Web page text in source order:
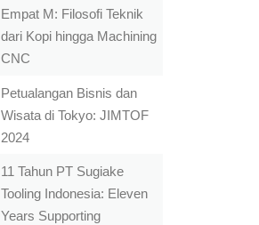
Empat M: Filosofi Teknik
dari Kopi hingga Machining
CNC
Petualangan Bisnis dan
Wisata di Tokyo: JIMTOF
2024
11 Tahun PT Sugiake
Tooling Indonesia: Eleven
Years Supporting